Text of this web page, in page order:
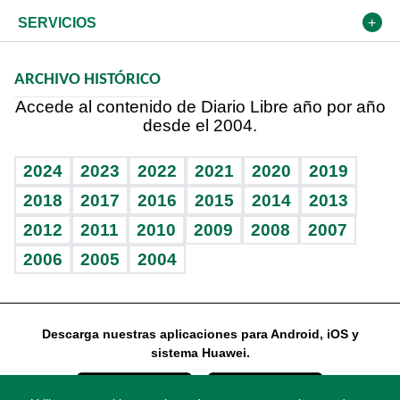
Resto del mundo
Economía personal
Podcast Arte Libre
Vida y familia
Eñe
Celebrando la vida
Sin complejos
En pocas palabras
Escuchando al corazón
Economía Personal
Más deportes
BRV
TBT Deportivo
Frente al Statu Quo
Ágora
Cambio climático
Opinión
Hecho en casa
Guía del dinero
SERVICIOS
Cumpleaños
Horóscopos
ARCHIVO HISTÓRICO
Accede al contenido de Diario Libre año por año
desde el 2004.
2024 2023 2022 2021 2020
2019
2018
2017 2016 2015 2014
2013
2012
2011 2010 2009 2008
2007
2006
2005 2004
Descarga nuestras aplicaciones para Android, iOS y
sistema Huawei.